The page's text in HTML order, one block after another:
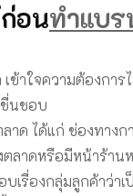
อนทำแบ
เข้าใจความต้องกา
นชอบ
ลาด ได้แก่ ช่องทาง
ลาดหรือมีหน้าร้านห
บเรื่องกลุ่มลูกค้าว่า